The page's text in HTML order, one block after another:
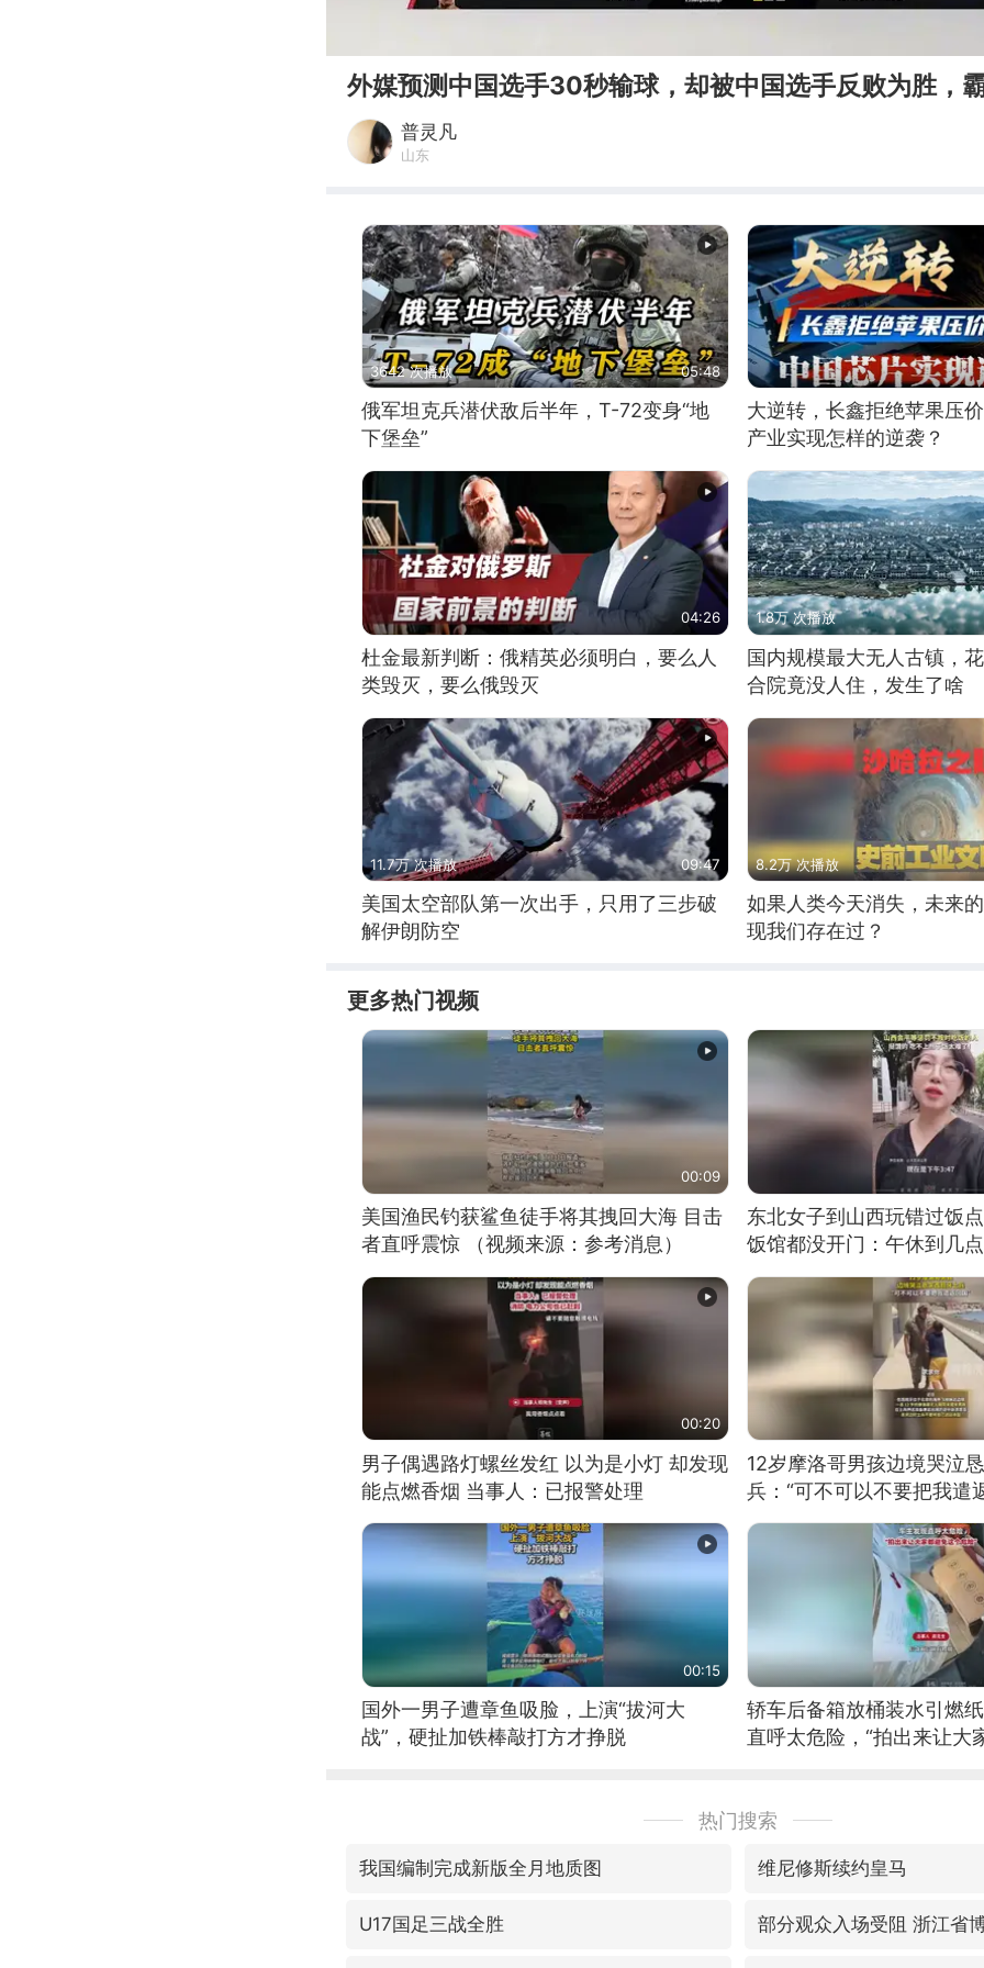
外媒预测中国选手30秒输球，却被中国选手反败为胜，
普灵凡
山东
3642 次播放 05:48
俄军坦克兵潜伏敌后半年，T-72变身“地
下堡垒”
大逆转，长鑫拒绝苹果压
产业实现怎样的逆袭？
04:26
杜金最新判断：俄精英必须明白，要么人
类毁灭，要么俄毁灭
1.8万 次播放
国内规模最大无人古镇，
合院竟没人住，发生了啥
11.7万 次播放 09:47
美国太空部队第一次出手，只用了三步破
解伊朗防空
8.2万 次播放
如果人类今天消失，未来
现我们存在过？
更多热门视频
00:09
美国渔民钓获鲨鱼徒手将其拽回大海 目击
者直呼震惊 （视频来源：参考消息）
东北女子到山西玩错过饭
饭馆都没开门：午休到几点
00:20
男子偶遇路灯螺丝发红 以为是小灯 却发现
能点燃香烟 当事人：已报警处理
12岁摩洛哥男孩边境哭泣
兵：“可不可以不要把我遣
00:15
国外一男子遭章鱼吸脸，上演“拔河大
战”，硬扯加铁棒敲打方才挣脱
轿车后备箱放桶装水引燃
直呼太危险，“拍出来让大
热门搜索
我国编制完成新版全月地质图 维尼修斯续约皇马
U17国足三战全胜 部分观众入场受阻 浙江省